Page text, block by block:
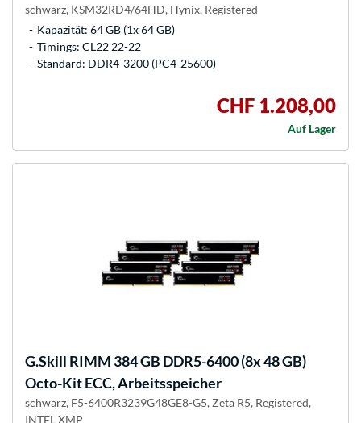
schwarz, KSM32RD4/64HD, Hynix, Registered
Kapazität: 64 GB (1x 64 GB)
Timings: CL22 22-22
Standard: DDR4-3200 (PC4-25600)
CHF 1.208,00
Auf Lager
G.Skill RIMM 384 GB DDR5-6400 (8x 48 GB)
Octo-Kit ECC, Arbeitsspeicher
schwarz, F5-6400R3239G48GE8-G5, Zeta R5, Registered,
INTEL XMP